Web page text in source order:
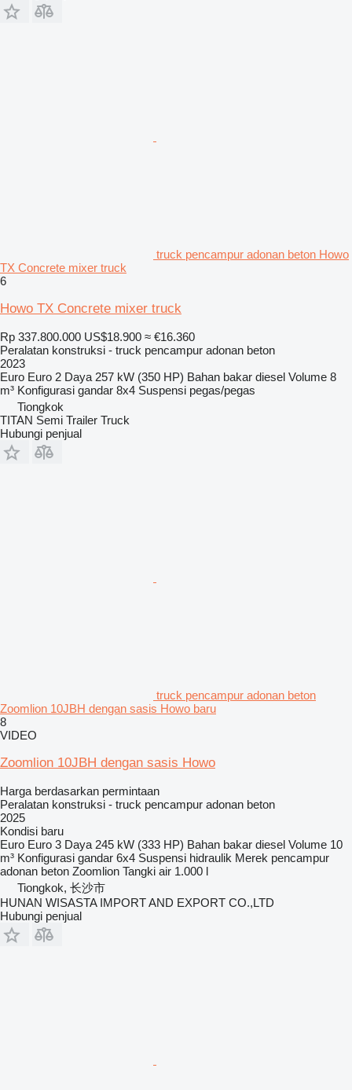
truck pencampur adonan beton Howo
TX Concrete mixer truck
6
Howo TX Concrete mixer truck
Rp 337.800.000 US$18.900 ≈ €16.360
Peralatan konstruksi - truck pencampur adonan beton
2023
Euro Euro 2 Daya 257 kW (350 HP) Bahan bakar diesel Volume 8
m³ Konfigurasi gandar 8x4 Suspensi pegas/pegas
Tiongkok
TITAN Semi Trailer Truck
Hubungi penjual
truck pencampur adonan beton
Zoomlion 10JBH dengan sasis Howo baru
8
VIDEO
Zoomlion 10JBH dengan sasis Howo
Harga berdasarkan permintaan
Peralatan konstruksi - truck pencampur adonan beton
2025
Kondisi baru
Euro Euro 3 Daya 245 kW (333 HP) Bahan bakar diesel Volume 10
m³ Konfigurasi gandar 6x4 Suspensi hidraulik Merek pencampur
adonan beton Zoomlion Tangki air 1.000 l
Tiongkok, 长沙市
HUNAN WISASTA IMPORT AND EXPORT CO.,LTD
Hubungi penjual